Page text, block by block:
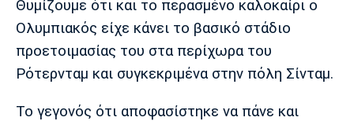
Πόρτο Μπενφίκα
Θυμίζουμε ότι και το περασμένο καλοκαίρι ο
Ολυμπιακός είχε κάνει το βασικό στάδιο
προετοιμασίας του στα περίχωρα του
Ρότερνταμ και συγκεκριμένα στην πόλη Σίνταμ.
Το γεγονός ότι αποφασίστηκε να πάνε και